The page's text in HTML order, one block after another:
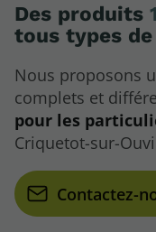
Des produits
tous types
Nous proposons
complets et
pour les
Criquetot-sur-
Contactez-